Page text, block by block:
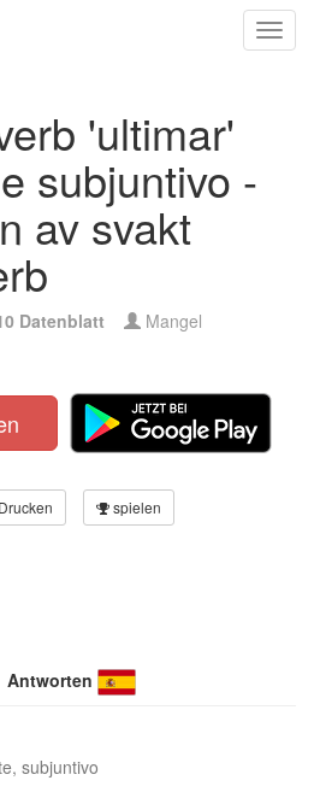
'ultimar'
subjuntivo -
av svakt
Datenblatt Mangel
spielen
Antworten
subjuntivo